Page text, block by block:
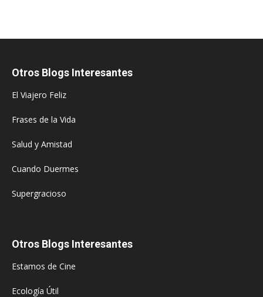
Otros Blogs Interesantes
El Viajero Feliz
Frases de la Vida
Salud y Amistad
Cuando Duermes
Supergracioso
Otros Blogs Interesantes
Estamos de Cine
Ecología Útil